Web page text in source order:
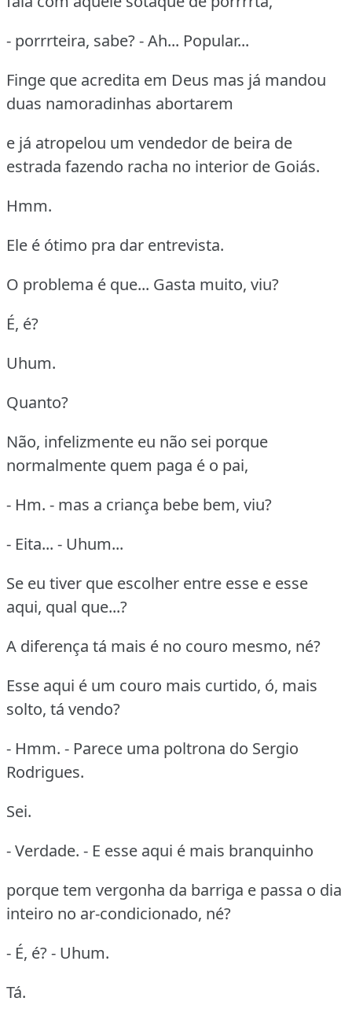
- porrrteira, sabe? - Ah... Popular...
Finge que acredita em Deus mas já mandou
duas namoradinhas abortarem
e já atropelou um vendedor de beira de
estrada fazendo racha no interior de Goiás.
Hmm.
Ele é ótimo pra dar entrevista.
O problema é que... Gasta muito, viu?
É, é?
Uhum.
Quanto?
Não, infelizmente eu não sei porque
normalmente quem paga é o pai,
- Hm. - mas a criança bebe bem, viu?
- Eita... - Uhum...
Se eu tiver que escolher entre esse e esse
aqui, qual que...?
A diferença tá mais é no couro mesmo, né?
Esse aqui é um couro mais curtido, ó, mais
solto, tá vendo?
- Hmm. - Parece uma poltrona do Sergio
Rodrigues.
Sei.
- Verdade. - E esse aqui é mais branquinho
porque tem vergonha da barriga e passa o dia
inteiro no ar-condicionado, né?
- É, é? - Uhum.
Tá.